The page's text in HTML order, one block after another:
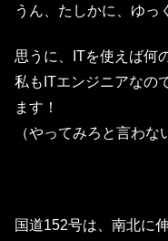
うん、たしかに、ゆっ
思うに、ITを使えば何
私もITエンジニアなの
ます！
（やってみろと言わな
国道152号は、南北に